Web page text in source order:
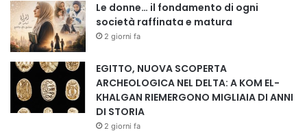
sanità italiana.
Secondo il bilancio della giornata, come racconta il Prof.
Aodi attraverso i canali di AISC NEWS E CISC NETWORK,
oltre 1.250 persone hanno partecipato alla manifestazione,
tra rappresentanti di strutture sanitarie, delegazioni dei
soci UAP, professionisti della sanità, pazienti e
rappresentanti di diverse associazioni e comunità
Le donne… il fondamento di ogni
società raffinata e matura
2 giorni fa
EGITTO, NUOVA SCOPERTA
ARCHEOLOGICA NEL DELTA: A KOM EL-
KHALGAN RIEMERGONO MIGLIAIA DI ANNI
DI STORIA
2 giorni fa